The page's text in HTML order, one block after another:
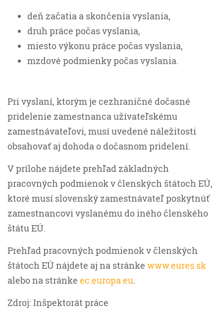
deň začatia a skončenia vyslania,
druh práce počas vyslania,
miesto výkonu práce počas vyslania,
mzdové podmienky počas vyslania.
Pri vyslaní, ktorým je cezhraničné dočasné
pridelenie zamestnanca užívateľskému
zamestnávateľovi, musí uvedené náležitosti
obsahovať aj dohoda o dočasnom pridelení.
V prílohe nájdete prehľad základných
pracovných podmienok v členských štátoch EÚ,
ktoré musí slovenský zamestnávateľ poskytnúť
zamestnancovi vyslanému do iného členského
štátu EÚ.
Prehľad pracovných podmienok v členských
štátoch EÚ nájdete aj na stránke www.eures.sk
alebo na stránke ec.europa.eu.
Zdroj: Inšpektorát práce